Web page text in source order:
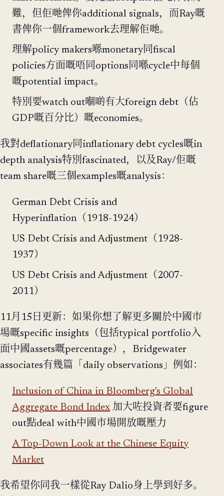
難，但佢哋俾你additional signals，而Ray嘅
書俾你一個framework去理解佢哋。
理解policy makers喺monetary同fiscal
policies方面嘅唔同options同喺cycle中每個
嘅potential impact。
特別要watch out嗰啲有大foreign debt（佔
GDP嘅百分比）嘅economies。
我對deflationary同inflationary debt cycles嘅in
depth analysis特別fascinated，以及Ray/佢嘅
team share嘅三個examples嘅analysis：
German Debt Crisis and
Hyperinflation（1918-1924）
US Debt Crisis and Adjustment（1928-
1937）
US Debt Crisis and Adjustment（2007-
2011）
11月15日更新：如果你想了解更多關於中國市
場嘅specific insights（包括typical portfolio入
面中國assets嘅percentage），Bridgewater
associates有幾篇「daily observations」例如：
Inclusion of China in Bloomberg's Global
Aggregate Bond Index 加大咗投資者要figure
out點deal with中國市場開放嘅壓力
A Top-Down Look at the Chinese Equity
Market
我希望你同我一樣從Ray Dalio身上學到好多。